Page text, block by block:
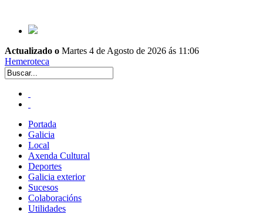
Actualizado o Martes 4 de Agosto de 2026 ás 11:06
Hemeroteca
Portada
Galicia
Local
Axenda Cultural
Deportes
Galicia exterior
Sucesos
Colaboracións
Utilidades